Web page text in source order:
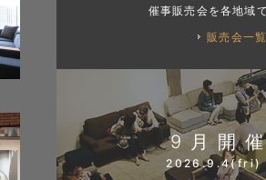
催事販売会を各地域
販売会一
9月開
2026.9.4(fri)